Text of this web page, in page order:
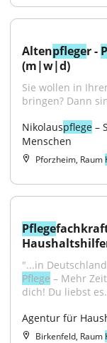
Altenpfleger -
(m|w|d)
Sie wollen in
bringen? Dann
Nikolauspflege –
Menschen
Pforzheim, Raum
Pflege
Pflege – Mehr
dich! Du liebst
Agentur für
Birkenfeld, Raum